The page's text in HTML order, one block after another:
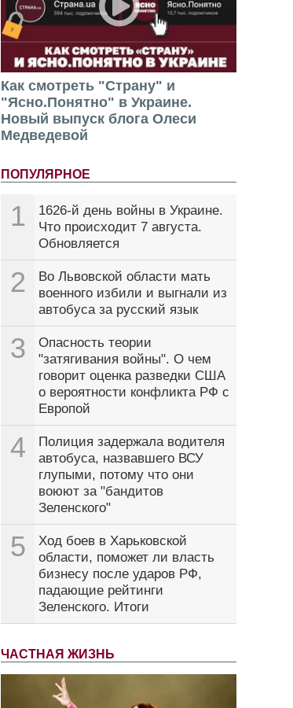
Как смотреть "Страну" и
"Ясно.Понятно" в Украине.
Новый выпуск блога Олеси
Медведевой
ПОПУЛЯРНОЕ
1
1626-й день войны в Украине.
Что происходит 7 августа.
Обновляется
2
Во Львовской области мать
военного избили и выгнали из
автобуса за русский язык
3
Опасность теории
"затягивания войны". О чем
говорит оценка разведки США
о вероятности конфликта РФ с
Европой
4
Полиция задержала водителя
автобуса, назвавшего ВСУ
глупыми, потому что они
воюют за "бандитов
Зеленского"
5
Ход боев в Харьковской
области, поможет ли власть
бизнесу после ударов РФ,
падающие рейтинги
Зеленского. Итоги
ЧАСТНАЯ ЖИЗНЬ